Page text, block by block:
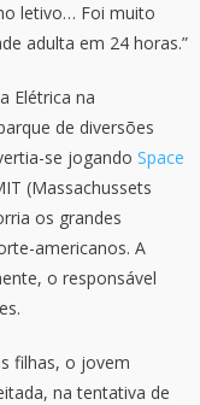
letivo… Foi muito
adulta em 24 horas.”
Elétrica na
de diversões
se jogando Space
(Massachussets
os grandes
americanos. A
o responsável
filhas, o jovem
na tentativa de